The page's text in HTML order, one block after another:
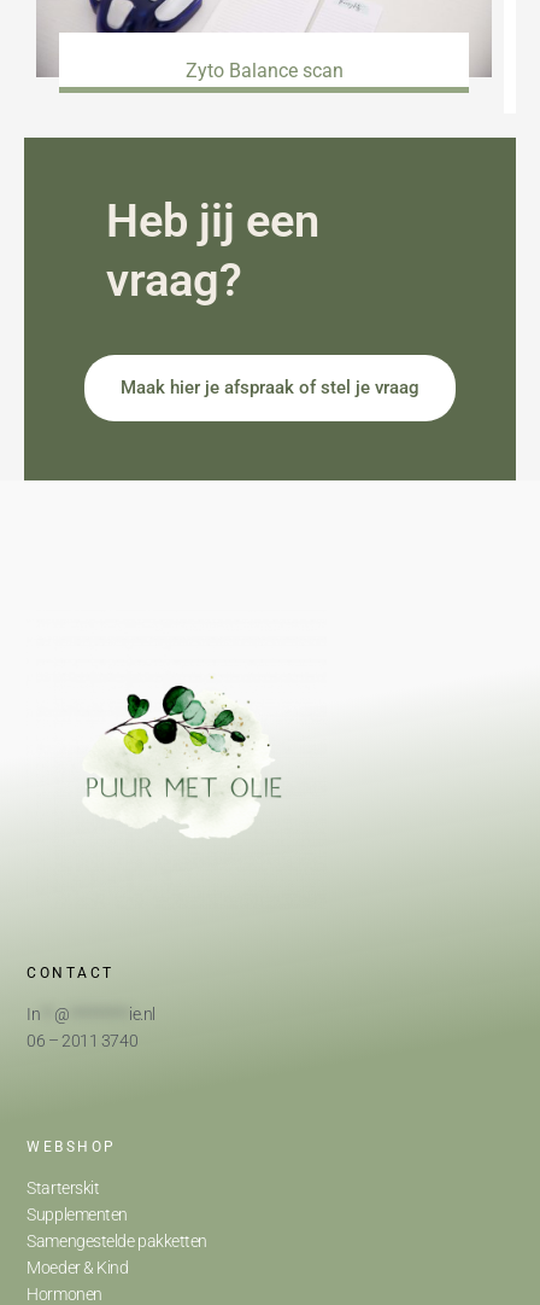
Zyto Balance scan
Heb jij een
vraag?
Maak hier je afspraak of stel je vraag
CONTACT
In @
ie.nl
06 – 2011 3740
WEBSHOP
Starterskit
Supplementen
Samengestelde pakketten
Moeder & Kind
Hormonen